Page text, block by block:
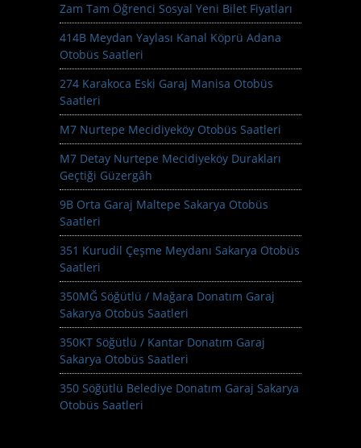
Zam Tam Öğrenci Sosyal Yeni Bilet Fiyatları
414B Meydan Yaylası Kanal Köprü Adana
Otobüs Saatleri
274 Karakoca Eski Garaj Manisa Otobüs
Saatleri
M7 Nurtepe Mecidiyeköy Otobüs Saatleri
M7 Detay Nurtepe Mecidiyeköy Durakları
Geçtiği Güzergâh
9B Orta Garaj Maltepe Sakarya Otobüs
Saatleri
351 Kurudil Çeşme Meydanı Sakarya Otobüs
Saatleri
350MĞ Söğütlü / Mağara Donatım Garaj
Sakarya Otobüs Saatleri
350KT Söğütlü / Kantar Donatım Garaj
Sakarya Otobüs Saatleri
350 Söğütlü Belediye Donatım Garaj Sakarya
Otobüs Saatleri